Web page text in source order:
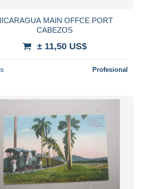
MAIN OFFCE PORT
CABEZOS
± 11,50 US$
Profesional